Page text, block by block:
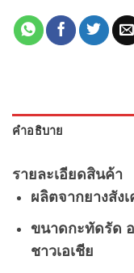
คำอธิบาย
รายละเอียดสินค้า
ผลิตจากยางสัง
ขนาดกะทัดรัด
ชาวเอเชีย